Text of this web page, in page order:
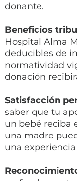
donante.
Beneficios
Hospital Alma
deducibles de
normatividad
donación
Satisfacción
saber que tu
un bebé reciba
una madre
una